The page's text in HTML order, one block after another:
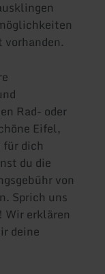
Rad- oder
Eifel,
dich
du die
von
Sprich uns
erklären
deine